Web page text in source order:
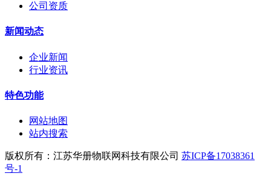
公司资质
新闻动态
企业新闻
行业资讯
特色功能
网站地图
站内搜索
版权所有：江苏华册物联网科技有限公司 苏ICP备17038361
号-1